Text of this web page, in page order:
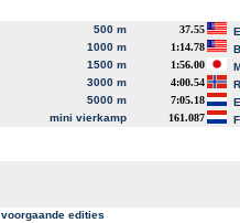
500 m 37.55
1000 m
1:14.78
1500 m
1:56.00
3000 m
4:00.54
5000 m
7:05.18
mini vierkamp
161.087
voorgaande edities